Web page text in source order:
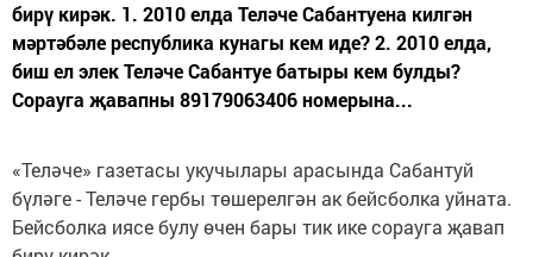
бирү кирәк. 1. 2010 елда Теләче Сабантуена килгән
мәртәбәле республика кунагы кем иде? 2. 2010 елда,
биш ел элек Теләче Сабантуе батыры кем булды?
Сорауга җавапны 89179063406 номерына...
«Теләче» газетасы укучылары арасында Сабантуй
бүләге - Теләче гербы төшерелгән ак бейсболка уйната.
Бейсболка иясе булу өчен бары тик ике сорауга җавап